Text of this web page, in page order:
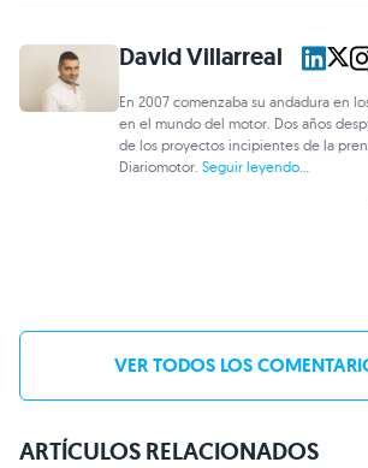
David Villarreal
En 2007 comenzaba su andadura en
en el mundo del motor. Dos años
de los proyectos incipientes de la
Diariomotor.Seguir leyendo...
VER TODOS LOS
ARTÍCULOS RELACIONADOS